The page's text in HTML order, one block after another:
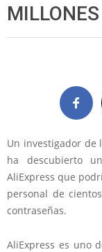
Un investigador de
ha descubierto
AliExpress que
personal de
contraseñas.
AliExpress es uno